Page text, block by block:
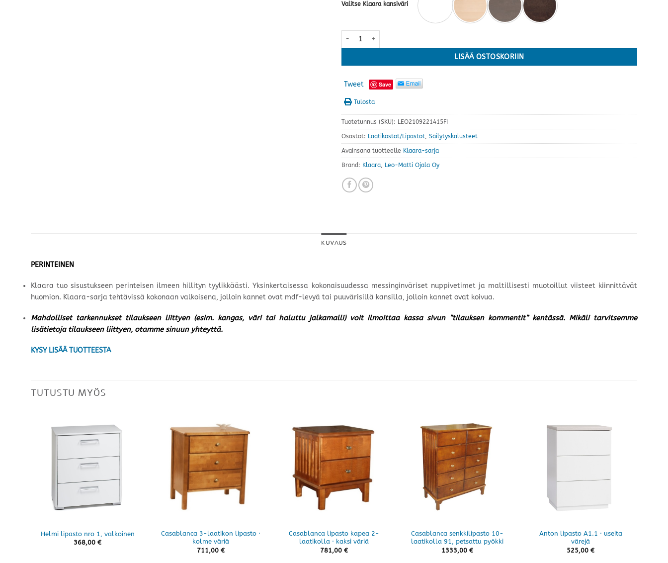
Valitse Klaara kansiväri
Klaara lipasto nro 18 · useita värejä määrä
LISÄÄ OSTOSKORIIN
Tweet Save
Tulosta
Tuotetunnus (SKU): LEO2109221415FI
Osastot: Laatikostot/Lipastot Säilytyskalusteet
Avainsana tuotteelle Klaara-sarja
Brand: Klaara Leo-Matti Ojala Oy
KUVAUS
PERINTEINEN
Klaara tuo sisustukseen perinteisen ilmeen hillityn tyylikkäästi. Yksinkertaisessa kokonaisuudessa messinginväriset nuppivetimet ja maltillisesti muotoillut viisteet kiinnittävät
huomion. Klaara-sarja tehtävissä kokonaan valkoisena, jolloin kannet ovat mdf-levyä tai puuvärisillä kansilla, jolloin kannet ovat koivua.
Mahdolliset tarkennukset tilaukseen liittyen (esim. kangas, väri tai haluttu jalkamalli) voit ilmoittaa kassa sivun ”tilauksen kommentit” kentässä. Mikäli tarvitsemme
lisätietoja tilaukseen liittyen, otamme sinuun yhteyttä.
KYSY LISÄÄ TUOTTEESTA
TUTUSTU MYÖS
Helmi lipasto nro 1, valkoinen
368,00 €
Casablanca 3-laatikon lipasto ·
kolme väriä
711,00 €
Casablanca lipasto kapea 2-
laatikolla · kaksi väriä
781,00 €
Casablanca senkkilipasto 10-
laatikolla 91, petsattu pyökki
1333,00 €
Anton lipasto A1.1 · useita
värejä
525,00 €